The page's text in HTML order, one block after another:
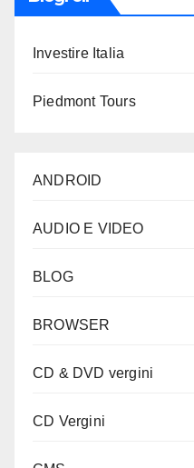
Investire Italia
Piedmont Tours
ANDROID
AUDIO E VIDEO
BLOG
BROWSER
CD & DVD vergini
CD Vergini